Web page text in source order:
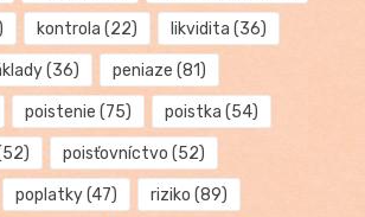
kontrola (22) likvidita (36)
(36) peniaze (81)
poistenie (75) poistka (54)
poisťovníctvo (52)
poplatky(47) riziko (89)